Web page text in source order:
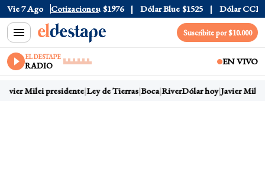
Vie 7 Ago Cotizaciones
Dólar Tarjeta $1976 Dólar Blue $1525 Dólar CCL
Suscribite por $10.000
EL DESTAPE
RADIO EN VIVO
Milei presidente Ley de Tierras Boca RiverDólar hoy Javier Milei